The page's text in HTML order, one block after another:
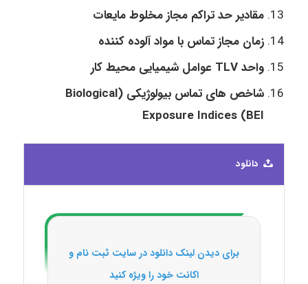
مقادیر حد تراکم مجاز مخلوط مایعات
زمان مجاز تماس با مواد آلوده کننده
واحدTLV عوامل شیمیایی محیط کار
شاخص ھای تماس بیولوژیکی (Biological
Exposure Indices (BEI
دانلود
برای دیدن لینک دانلود در سایت ثبت نام و
اکانت خود را ویژه کنید